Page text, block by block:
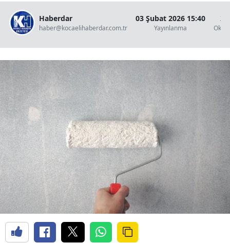
Haberdar
haber@kocaelihaberdar.com.tr
03 Şubat 2026 15:40
Yayınlanma
2